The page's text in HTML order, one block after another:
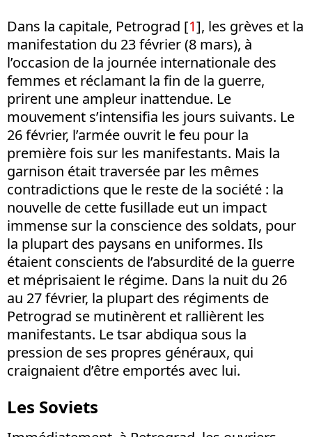
Dans la capitale, Petrograd [1], les grèves et la
manifestation du 23 février (8 mars), à
l’occasion de la journée internationale des
femmes et réclamant la fin de la guerre,
prirent une ampleur inattendue. Le
mouvement s’intensifia les jours suivants. Le
26 février, l’armée ouvrit le feu pour la
première fois sur les manifestants. Mais la
garnison était traversée par les mêmes
contradictions que le reste de la société : la
nouvelle de cette fusillade eut un impact
immense sur la conscience des soldats, pour
la plupart des paysans en uniformes. Ils
étaient conscients de l’absurdité de la guerre
et méprisaient le régime. Dans la nuit du 26
au 27 février, la plupart des régiments de
Petrograd se mutinèrent et rallièrent les
manifestants. Le tsar abdiqua sous la
pression de ses propres généraux, qui
craignaient d’être emportés avec lui.
Les Soviets